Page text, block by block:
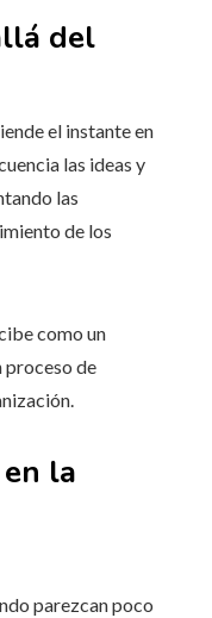
del
el instante en
las ideas y
las
de los
como un
proceso de
la
parezcan poco